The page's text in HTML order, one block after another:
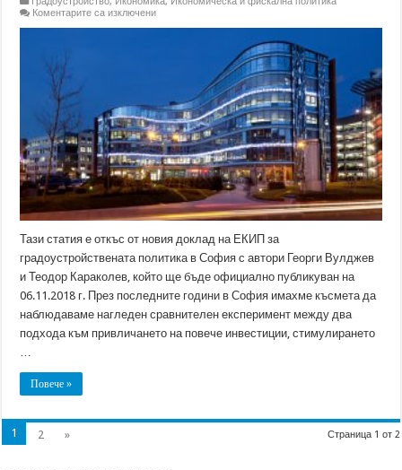
Коментарите са изключениза
икономическото
развитие
на
София?
Тази статия е откъс от новия доклад на ЕКИП за
градоустройствената политика в София с автори Георги Вулджев
и Теодор Караколев, който ще бъде официално публикуван на
06.11.2018 г. През последните години в София имахме късмета да
наблюдаваме нагледен сравнителен експеримент между два
подхода към привличането на повече инвестиции, стимулирането
Повече »
Страница 1 от 2
1 2 »